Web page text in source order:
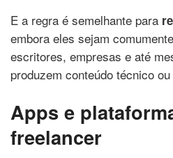
E a regra é semelhante para
embora eles sejam
escritores, empresas e até
produzem conteúdo técnico
Apps e
freelancer